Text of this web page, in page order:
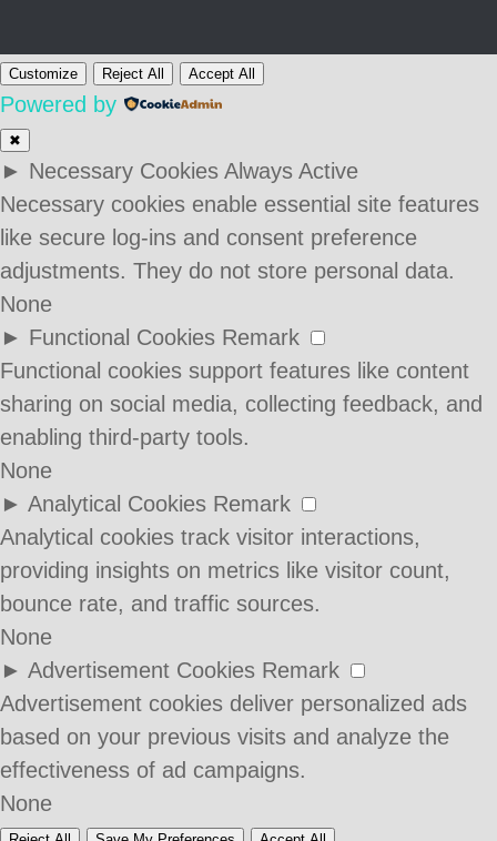
Customize Reject All Accept All
Powered by
✖
► Necessary Cookies Always Active
Necessary cookies enable essential site features
like secure log-ins and consent preference
adjustments. They do not store personal data.
None
► Functional Cookies Remark
Functional cookies support features like content
sharing on social media, collecting feedback, and
enabling third-party tools.
None
► Analytical Cookies Remark
Analytical cookies track visitor interactions,
providing insights on metrics like visitor count,
bounce rate, and traffic sources.
None
► Advertisement Cookies Remark
Advertisement cookies deliver personalized ads
based on your previous visits and analyze the
effectiveness of ad campaigns.
None